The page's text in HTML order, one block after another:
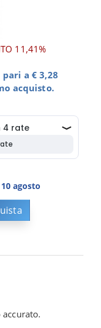
11,41%
a € 3,28
acquisto.
agosto